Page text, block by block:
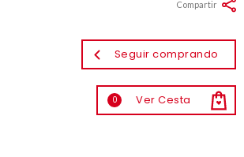
Seguir comprando
0 Ver Cesta
Compartir